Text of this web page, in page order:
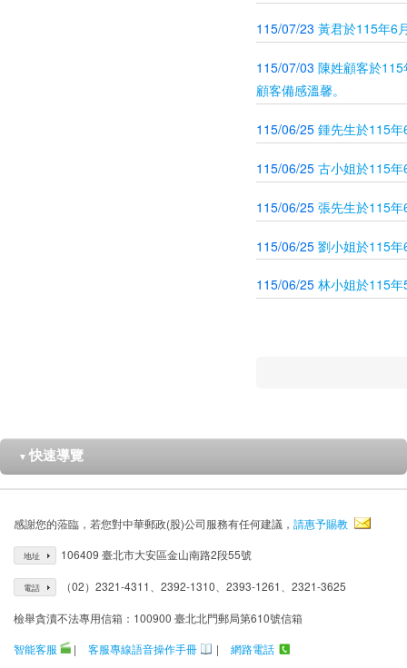
115/07/23 黃君於115年6
115/07/03 陳姓顧客於
顧客備感溫馨。
115/06/25 鍾先生於115
115/06/25 古小姐於115
115/06/25 張先生於115
115/06/25 劉小姐於115
115/06/25 林小姐於115
▼ 快速導覽
感謝您的蒞臨，若您對中華郵政(股)公司服務有任何建議， 請惠予賜教
地址 106409 臺北市大安區金山南路2段55號
電話 （02）2321-4311、2392-1310、2393-1261、2321-3625
檢舉貪瀆不法專用信箱：100900 臺北北門郵局第610號信箱
智能客服
| 客服專線語音操作手冊 | 網路電話